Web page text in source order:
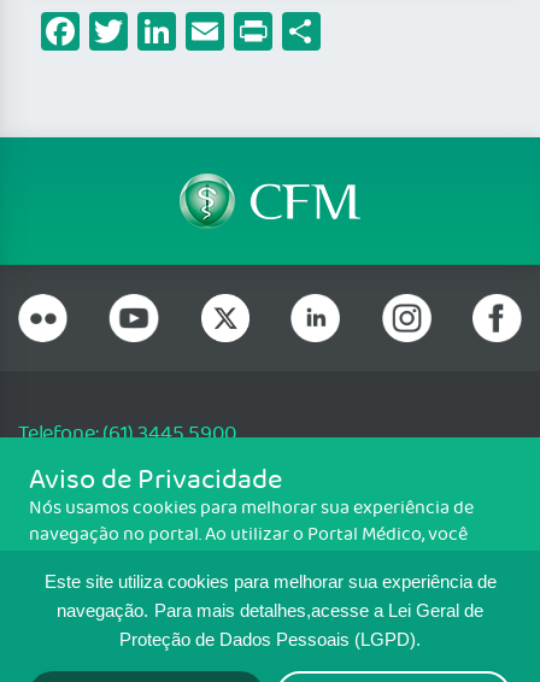
Este site utiliza cookies para melhorar sua experiência de
navegação. Para mais detalhes,acesse a Lei Geral de
Proteção de Dados Pessoais (LGPD).
Facebook
Twitter
LinkedIn
Email
Print
Telefone: (61) 3445 5900
Email: cfm@portalmedico.org.br
SGAS 616, Conjunto D, Lote 115, L2 Sul, Brasília/DF - CEP: 70200-760 -
CNPJ: 33.583.550/0001-30
MAPA DO SITE
Aviso de Privacidade
Nós usamos cookies para melhorar sua experiência de
navegação no portal. Ao utilizar o Portal Médico, você
Para ter mais informações sobre como isso é feito, acesse
Política de cookies. Se você concorda, clique em ACEITO.